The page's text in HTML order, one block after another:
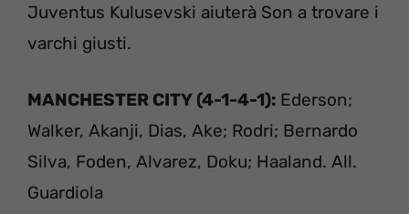
Juventus Kulusevski aiuterà Son a trovare i
varchi giusti.
MANCHESTER CITY (4-1-4-1): Ederson;
Walker, Akanji, Dias, Ake; Rodri; Bernardo
Silva, Foden, Alvarez, Doku; Haaland. All.
Guardiola